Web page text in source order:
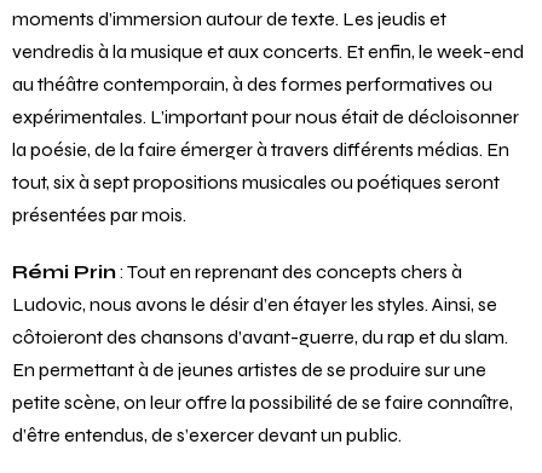
moments d’immersion autour de texte. Les jeudis et
vendredis à la musique et aux concerts. Et enfin, le week-end
au théâtre contemporain, à des formes performatives ou
expérimentales. L’important pour nous était de décloisonner
la poésie, de la faire émerger à travers différents médias. En
tout, six à sept propositions musicales ou poétiques seront
présentées par mois.
Rémi Prin: Tout en reprenant des concepts chers à
Ludovic, nous avons le désir d’en étayer les styles. Ainsi, se
côtoieront des chansons d’avant-guerre, du rap et du slam.
En permettant à de jeunes artistes de se produire sur une
petite scène, on leur offre la possibilité de se faire connaître,
d’être entendus, de s’exercer devant un public.